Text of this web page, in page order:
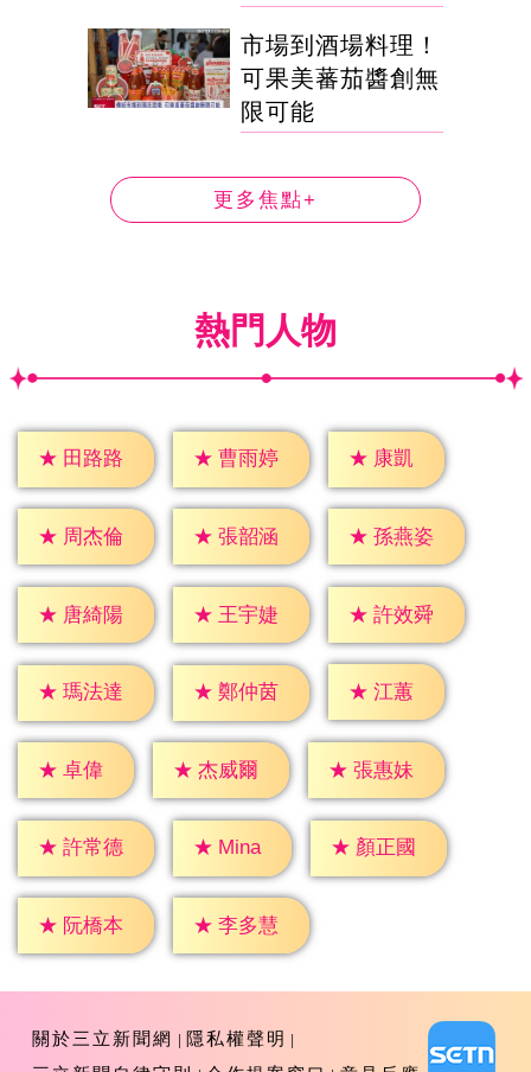
市場到酒場料理！
可果美蕃茄醬創無
限可能
更多焦點+
熱門人物
★ 田路路 ★ 曹雨婷 ★ 康凱
★ 周杰倫 ★ 張韶涵 ★ 孫燕姿
★ 唐綺陽 ★ 王宇婕 ★ 許效舜
★ 瑪法達 ★ 鄭仲茵 ★ 江蕙
★ 卓偉 ★ 杰威爾 ★ 張惠妹
★ 許常德 ★ Mina ★ 顏正國
★ 阮橋本 ★ 李多慧
關於三立新聞網
隱私權聲明